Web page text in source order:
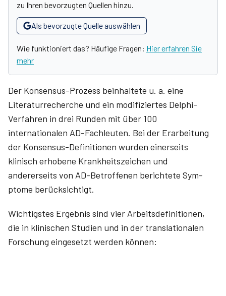
zu Ihren bevorzugten Quellen hinzu.
Als bevorzugte Quelle auswählen
Wie funktioniert das? Häufige Fragen: Hier erfahren Sie
mehr
Der Konsensus-Prozess beinhaltete u. a. eine
Literaturrecherche und ein modifiziertes Delphi-
Verfahren in drei Runden mit über 100
internationalen AD-Fachleuten. Bei der Erarbeitung
der Konsensus-Definitionen wurden einerseits
klinisch erhobene Krankheitszeichen und
andererseits von AD-Betroffenen berichtete Sym­
ptome berücksichtigt.
Wichtigstes Ergebnis sind vier Arbeitsdefinitionen,
die in klinischen Studien und in der translationalen
Forschung eingesetzt werden können: